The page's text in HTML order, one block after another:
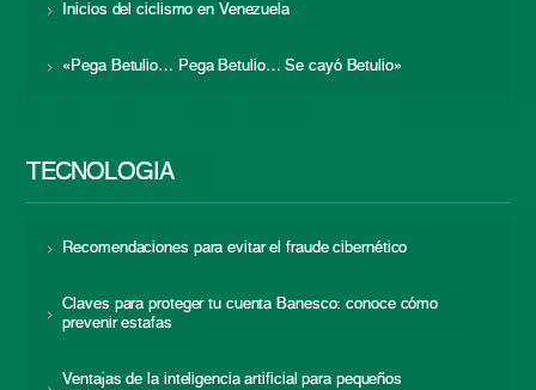
Inicios del ciclismo en Venezuela
«Pega Betulio… Pega Betulio… Se cayó Betulio»
TECNOLOGÍA
Recomendaciones para evitar el fraude cibernético
Claves para proteger tu cuenta Banesco: conoce cómo
prevenir estafas
Ventajas de la inteligencia artificial para pequeños